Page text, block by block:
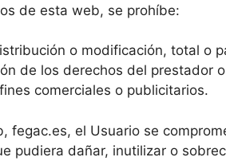
de esta web, se prohíbe:
o modificación, total o
de los derechos del prestador
comerciales o publicitarios.
fegac.es, el Usuario se
pudiera dañar, inutilizar o